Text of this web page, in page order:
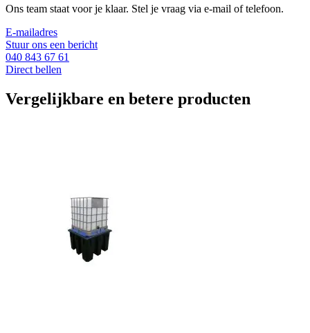
Ons team staat voor je klaar. Stel je vraag via e-mail of telefoon.
E-mailadres
Stuur ons een bericht
040 843 67 61
Direct bellen
Vergelijkbare en betere producten